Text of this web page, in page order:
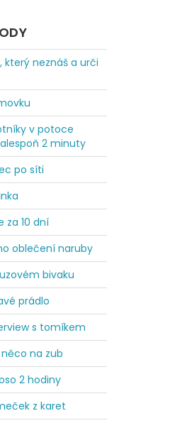
který neznáš a urči
v potoce
2 minuty
po síti
za 10 dní
oblečení naruby
bivaku
prádlo
s tomíkem
na zub
2 hodiny
z karet